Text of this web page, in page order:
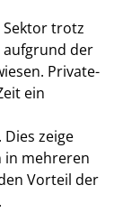
Sektor trotz
aufgrund der
Private-
ein
zeige
in mehreren
Vorteil der